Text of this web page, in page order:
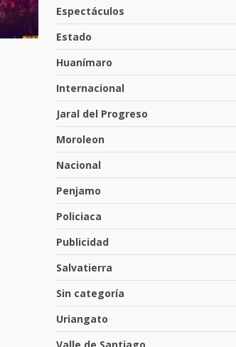
Espectáculos
Estado
Huanímaro
Internacional
Jaral del Progreso
Moroleon
Nacional
Penjamo
Policiaca
Publicidad
Salvatierra
Sin categoría
Uriangato
4
José Antonio
3 de agosto de
5
Hombre pierde
tabiquera
6
31 de julio de 2026
7
Envía Gobierno